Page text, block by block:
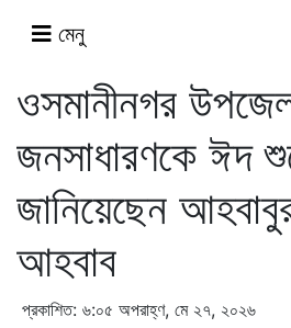
মেনু
ওসমানীনগর
জনসাধারণকে ঈদ
জানিয়েছেন
আহবাব
প্রকাশিত: ৬:০৫ অপরাহ্ণ, মে ২৭, ২০২৬